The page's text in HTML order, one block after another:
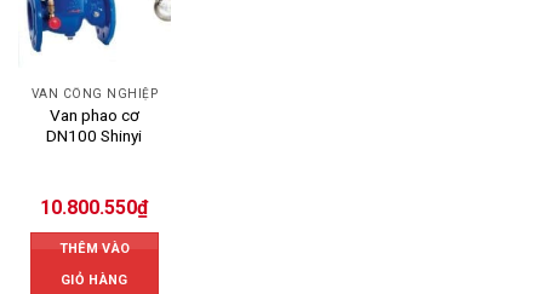
VAN CÔNG NGHIỆP
Van phao cơ
DN100 Shinyi
10.800.550₫
THÊM VÀO
GIỎ HÀNG